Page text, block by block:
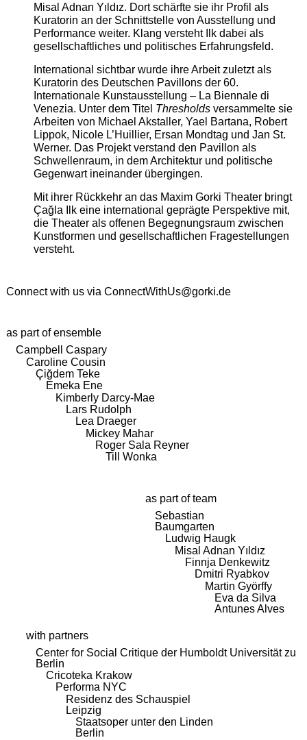
Misal Adnan Yıldız. Dort schärfte sie ihr Profil als
Kuratorin an der Schnittstelle von Ausstellung und
Performance weiter. Klang versteht Ilk dabei als
gesellschaftliches und politisches Erfahrungsfeld.
International sichtbar wurde ihre Arbeit zuletzt als
Kuratorin des Deutschen Pavillons der 60.
Internationale Kunstausstellung – La Biennale di
Venezia. Unter dem Titel Thresholdsversammelte sie
Arbeiten von Michael Akstaller, Yael Bartana, Robert
Lippok, Nicole L’Huillier, Ersan Mondtag und Jan St.
Werner. Das Projekt verstand den Pavillon als
Schwellenraum, in dem Architektur und politische
Gegenwart ineinander übergingen.
Mit ihrer Rückkehr an das Maxim Gorki Theater bringt
Çağla Ilk eine international geprägte Perspektive mit,
die Theater als offenen Begegnungsraum zwischen
Kunstformen und gesellschaftlichen Fragestellungen
versteht.
Connect with us via ConnectWithUs@gorki.de
as part of ensemble
Campbell Caspary
Caroline Cousin
Çiğdem Teke
Emeka Ene
Kimberly Darcy-Mae
Lars Rudolph
Lea Draeger
Mickey Mahar
Roger Sala Reyner
Till Wonka
as part of team
Sebastian
Baumgarten
Ludwig Haugk
Misal Adnan Yıldız
Finnja Denkewitz
Dmitri Ryabkov
Martin Györffy
Eva da Silva
Antunes Alves
with partners
Center for Social Critique der Humboldt Universität zu
Berlin
Cricoteka Krakow
Performa NYC
Residenz des Schauspiel
Leipzig
Staatsoper unter den Linden
Berlin